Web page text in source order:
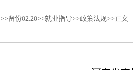
>>备份02.20>>就业指导>>政策法规>> 正文